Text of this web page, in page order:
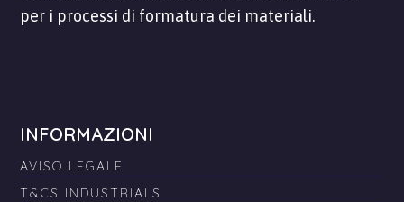
per i processi di formatura dei materiali.
INFORMAZIONI
AVISO LEGALE
T&CS INDUSTRIALS